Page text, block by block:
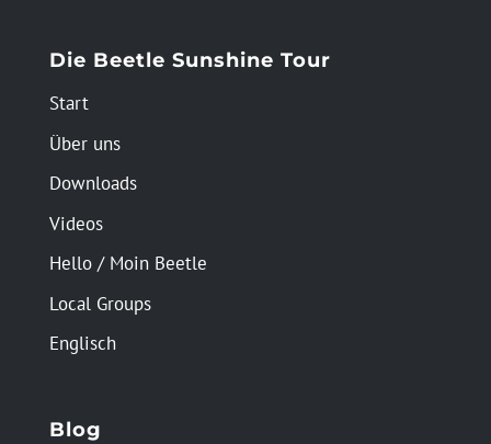
Die Beetle Sunshine Tour
Start
Über uns
Downloads
Videos
Hello / Moin Beetle
Local Groups
Englisch
Blog